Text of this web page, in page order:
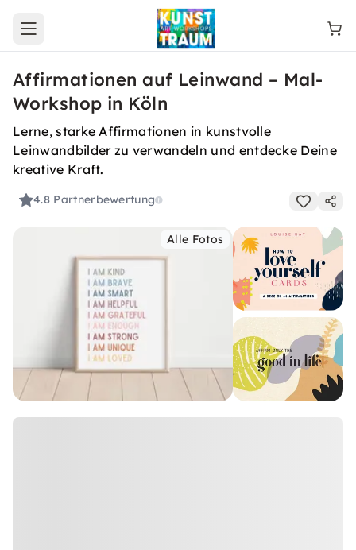
Open main menu
Affirmationen auf Leinwand – Mal-
Workshop in Köln
Lerne, starke Affirmationen in kunstvolle
Leinwandbilder zu verwandeln und entdecke Deine
kreative Kraft.
4.8 Partnerbewertung
Alle Fotos